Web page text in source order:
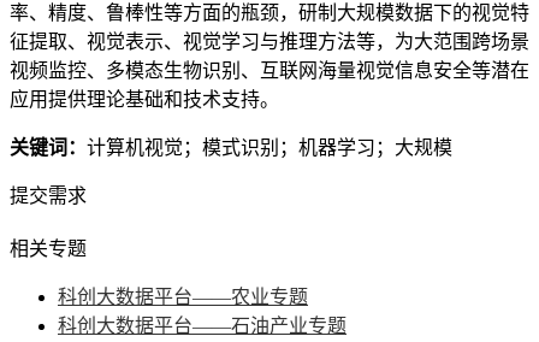
率、精度、鲁棒性等方面的瓶颈，研制大规模数据下的视觉特
征提取、视觉表示、视觉学习与推理方法等，为大范围跨场景
视频监控、多模态生物识别、互联网海量视觉信息安全等潜在
应用提供理论基础和技术支持。
关键词： 计算机视觉；模式识别；机器学习；大规模
提交需求
相关专题
科创大数据平台——农业专题
科创大数据平台——石油产业专题